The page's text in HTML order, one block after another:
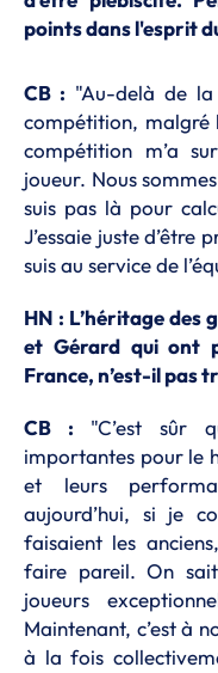
points dans l'esprit
CB : "Au-delà de
compétition, malgré
compétition m’a
joueur. Nous
suis pas là pour
J’essaie juste d’être
suis au service de
HN : L’héritage des
et Gérard qui ont
France, n’est-il pas
CB : "C’est sûr
importantes pour le
et leurs
aujourd’hui, si je
faisaient les
faire pareil. On
joueurs
Maintenant, c’est à
à la fois